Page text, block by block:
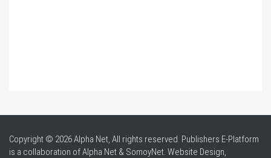
Copyright © 2026 Alpha Net, All rights reserved. Publishers E-Platform
is a collaboration of Alpha Net & SomoyNet. Website Design,